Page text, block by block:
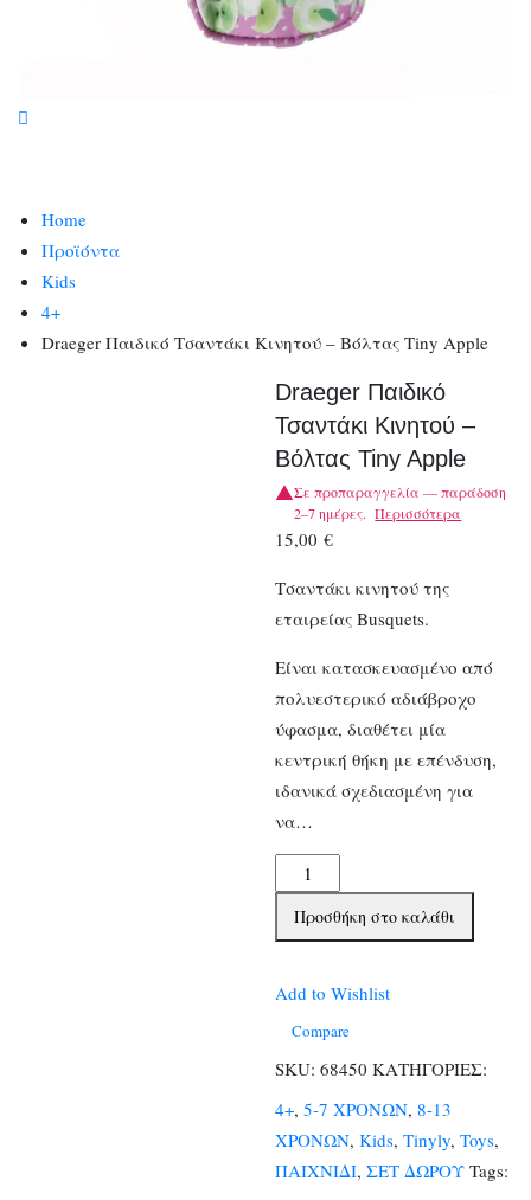
Home
Προϊόντα
Kids
4+
Draeger Παιδικό Τσαντάκι Κινητού – Βόλτας Tiny Apple
Draeger Παιδικό
Τσαντάκι Κινητού –
Βόλτας Tiny Apple
Σε προπαραγγελία — παράδοση
2–7 ημέρες. Περισσότερα
15,00€
Τσαντάκι κινητού της
εταιρείας Busquets.
Είναι κατασκευασμένο από
πολυεστερικό αδιάβροχο
ύφασμα, διαθέτει μία
κεντρική θήκη με επένδυση,
ιδανικά σχεδιασμένη για
να…
Draeger
Παιδικό
Τσαντάκι
-
Βόλτας
ποσότητα
Προσθήκη στο καλάθι
Add to Wishlist
Compare
SKU: 68450 ΚΑΤΗΓΟΡΙΕΣ:
4+,5-7 ΧΡΟΝΩΝ,8-13
ΧΡΟΝΩΝ,Kids,Tinyly,Toys,
ΠΑΙΧΝΙΔΙ,ΣΕΤ ΔΩΡΟΥ Tags: